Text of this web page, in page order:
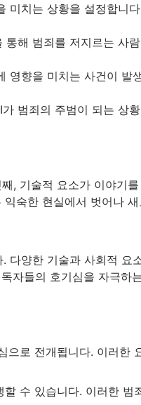
치는 상황을 설정합니
해 범죄를 저지르는 사
향을 미치는 사건이 발
범죄의 주범이 되는 상
, 기술적 요소가 이야기
숙한 현실에서 벗어나
양한 기술과 사회적 요
자들의 호기심을 자극하
로 전개됩니다. 이러한
수 있습니다. 이러한